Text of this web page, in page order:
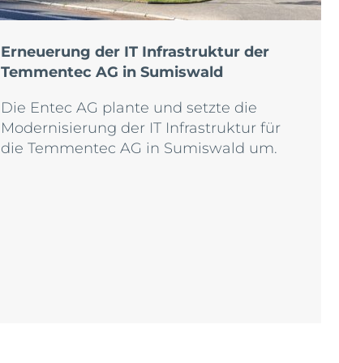
Erneuerung der IT Infrastruktur der
Temmentec AG in Sumiswald
Die Entec AG plante und setzte die
Modernisierung der IT Infrastruktur für
die Temmentec AG in Sumiswald um.